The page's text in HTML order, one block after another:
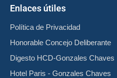
Enlaces útiles
Política de Privacidad
Honorable Concejo Deliberante
Digesto HCD-Gonzales Chaves
Hotel Paris - Gonzales Chaves